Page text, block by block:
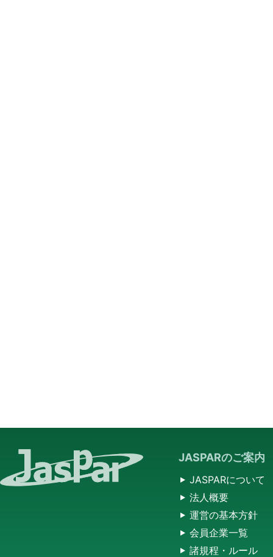
JASPARのご案内
JASPARについて
法人概要
運営の基本方針
会員企業一覧
諸規程・ルール